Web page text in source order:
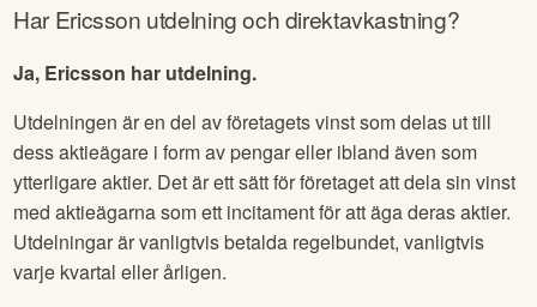
HarEricsson utdelning och direktavkastning?
Ja, Ericsson har utdelning.
Utdelningen är en del av företagets vinst som delas ut till
dess aktieägare i form av pengar eller ibland även som
ytterligare aktier. Det är ett sätt för företaget att dela sin vinst
med aktieägarna som ett incitament för att äga deras aktier.
Utdelningar är vanligtvis betalda regelbundet, vanligtvis
varje kvartal eller årligen.